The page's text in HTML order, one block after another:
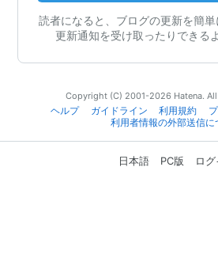
読者になると、ブログの更新を簡単
更新通知を受け取ったりできる
Copyright (C) 2001-2026 Hatena.
ヘルプ
ガイドライン 利用規約
利用者情報の外部送信に
日本語 PC版 ロ